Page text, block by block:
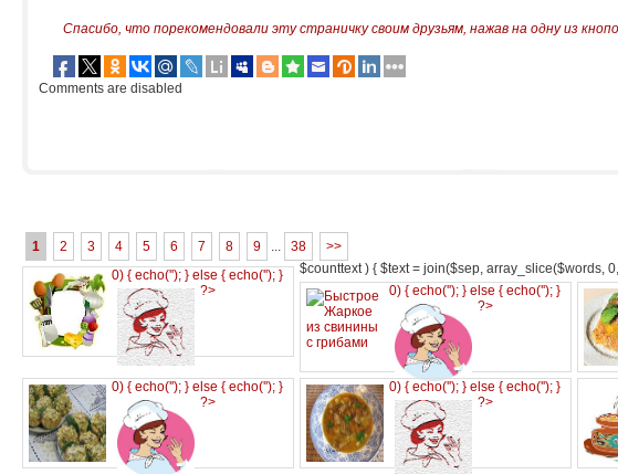
Спасибо, что порекомендовали эту страничку своим друзьям, нажав на одну из
Comments are disabled
1 2 3 4 5 6 7 8 9 ... 38
>>
$counttext ) { $text = join($sep, array_slice($words,
0) { echo(''); } else { echo(''); }
?>
0) { echo(''); } else { echo(''); }
?>
0) { echo(''); } else { echo(''); }
?>
0) { echo(''); } else { echo(''); }
?>